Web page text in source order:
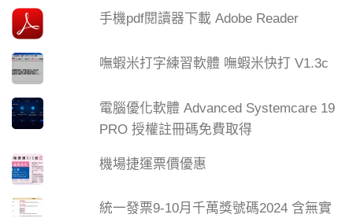
手機pdf閱讀器下載 Adobe Reader
嘸蝦米打字練習軟體 嘸蝦米快打 V1.3c
電腦優化軟體 Advanced Systemcare 19
PRO 授權註冊碼免費取得
機場捷運票價優惠
統一發票9-10月千萬獎號碼2024 含無實